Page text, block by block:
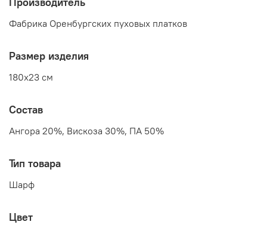
Фабрика Оренбургских пуховых платков
Размер изделия
180x23 см
Состав
Ангора 20%, Вискоза 30%, ПА 50%
Тип товара
Шарф
Цвет